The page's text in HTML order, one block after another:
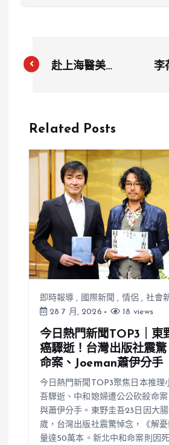
赴上海醫美眼
被逼簽不平等
駁不實指控
李
Related Posts
即時報導 , 國際新聞 , 情侶 , 社會
28 7 月, 2026
18 views
今日熱門新聞TOP3｜東
癌驟逝！台灣出版社震
命案、Joeman蕭伊分手
今日熱門新聞TOP3聚焦日本推理
吾驟逝、中和媳婦遭公公砍殺命
與蕭伊分手。東野圭吾23日因大
歲，台灣出版社震驚悼念，《解
量達50萬本。新北中和命案則因